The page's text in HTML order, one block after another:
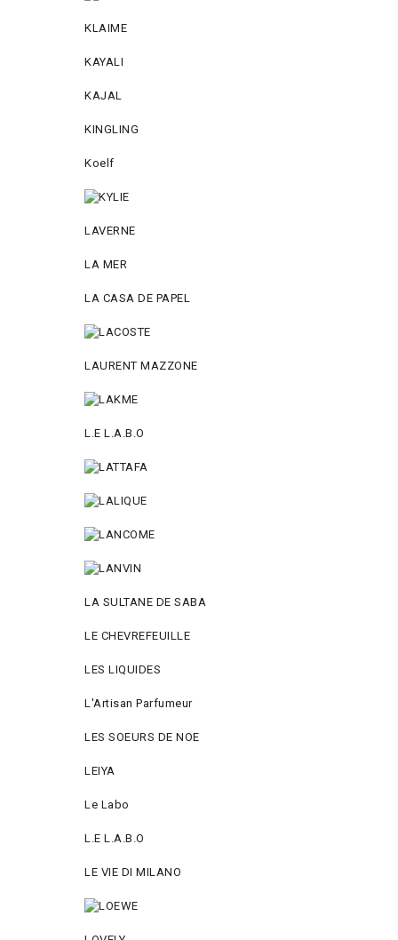
KLAIME
KAYALI
KAJAL
KINGLING
Koelf
LAVERNE
LA MER
LA CASA DE PAPEL
LAURENT MAZZONE
L.E L.A.B.O
LA SULTANE DE SABA
LE CHEVREFEUILLE
LES LIQUIDES
L'Artisan Parfumeur
LES SOEURS DE NOE
LEIYA
Le Labo
L.Е L.А.B.О
LE VIE DI MILANO